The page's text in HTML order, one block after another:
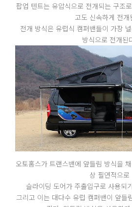
팝업 텐트는 유압식으로 전개되는 구조
고도 신속하게 전개
전개 방식은 유럽식 캠퍼밴들이 가장
방식으로 전개된
오토홈스가 트랜스밴에 앞들림 방식을
상 필연적으로
슬라이딩 도어가 주출입구로 사용되
그리고 이는 대다수 유럽 캠퍼밴이 앞들